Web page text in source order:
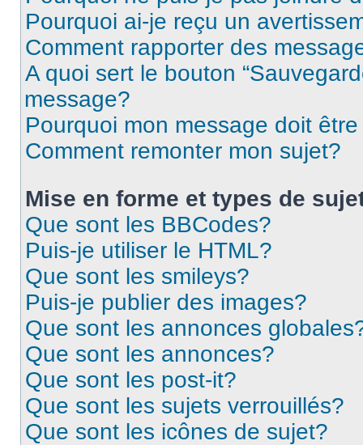
Pourquoi ai-je reçu un
Comment rapporter des
A quoi sert le bouton
message?
Pourquoi mon message doit
Comment remonter mon sujet?
Mise en forme et types de
Que sont les BBCodes?
Puis-je utiliser le HTML?
Que sont les smileys?
Puis-je publier des images?
Que sont les annonces
Que sont les annonces?
Que sont les post-it?
Que sont les sujets verrouillés?
Que sont les icônes de sujet?